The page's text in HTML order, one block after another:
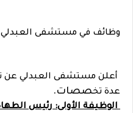
وظائف في مستشفى العبدلي
أعلن مستشفى العبدلي عن
عدة تخصصات.
الوظيفة الأولى: رئيس